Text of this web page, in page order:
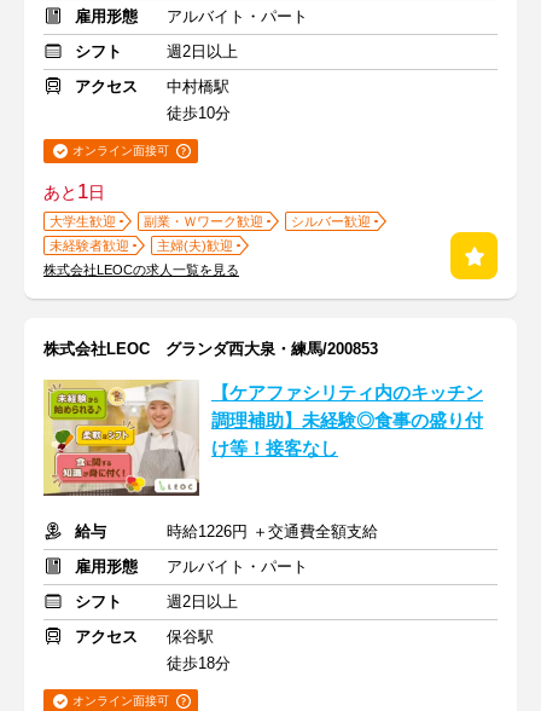
雇用形態
アルバイト・パート
シフト
週2日以上
アクセス
中村橋駅
徒歩10分
オンライン面接可
あと 1日
大学生歓迎 副業・Ｗワーク歓迎
シルバー歓迎
未経験者歓迎
主婦(夫)歓迎
株式会社LEOCの求人一覧を見る
株式会社LEOC グランダ西大泉・練馬/200853
【ケアファシリティ内のキッチン
調理補助】未経験◎食事の盛り付
け等！接客なし
給与
時給1226円 ＋交通費全額支給
雇用形態
アルバイト・パート
シフト
週2日以上
アクセス
保谷駅
徒歩18分
オンライン面接可